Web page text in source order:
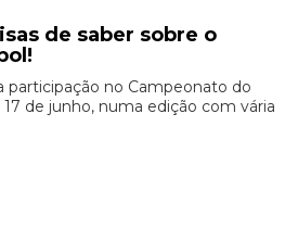
de saber sobre o
participação no Campeonato do
de junho, numa edição com vária